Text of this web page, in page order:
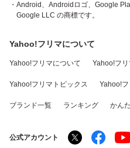
・Android、Androidロゴ、Google
Google LLC の商標です。
Yahoo!フリマについて
Yahoo!フリマについて Yahoo!フ
Yahoo!フリマトピックス Yahoo!
ブランド一覧 ランキング かん
公式アカウント